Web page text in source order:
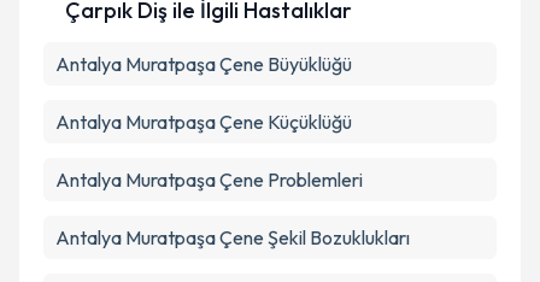
Çarpık Diş ile İlgili Hastalıklar
Antalya Muratpaşa Çene Büyüklüğü
Antalya Muratpaşa Çene Küçüklüğü
Antalya Muratpaşa Çene Problemleri
Antalya Muratpaşa Çene Şekil Bozuklukları